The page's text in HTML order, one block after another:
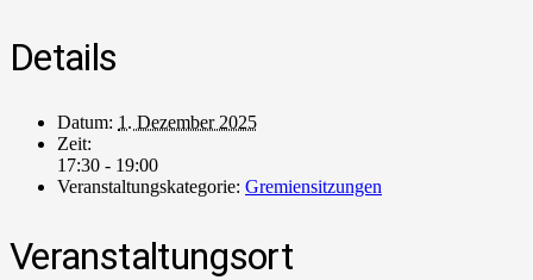
Details
Datum: 1. Dezember 2025
Zeit:
17:30 - 19:00
Veranstaltungskategorie: Gremiensitzungen
Veranstaltungsort